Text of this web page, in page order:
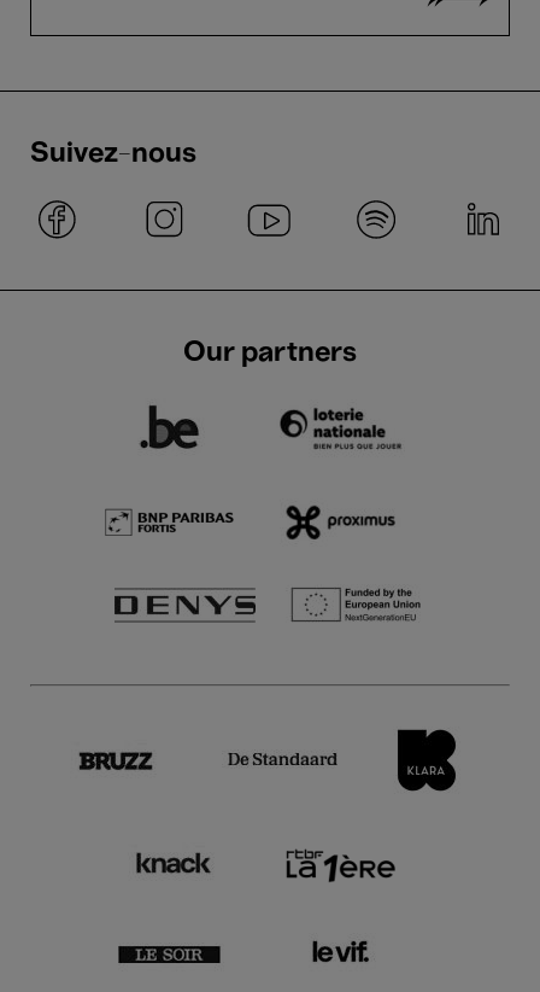
Suivez-nous
Our partners